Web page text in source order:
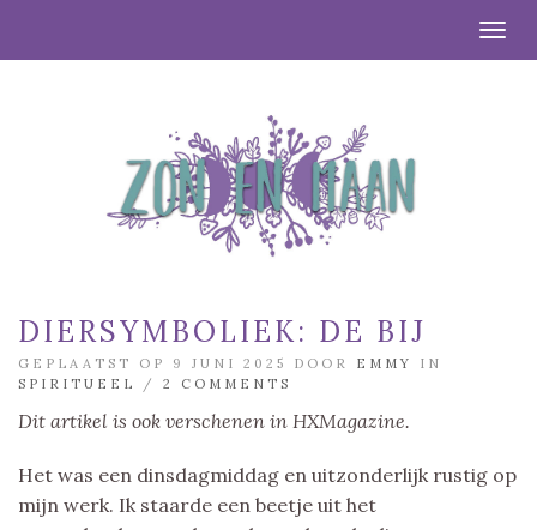
DIERSYMBOLIEK: DE BIJ
GEPLAATST OP 9 JUNI 2025 DOOR EMMY
IN
SPIRITUEEL
/ 2 COMMENTS
Dit artikel is ook verschenen in HXMagazine.
Het was een dinsdagmiddag en uitzonderlijk rustig op
mijn werk. Ik staarde een beetje uit het